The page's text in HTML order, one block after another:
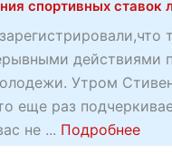
спортивных
действиями
Утром
еще раз
не ... Подробнееa